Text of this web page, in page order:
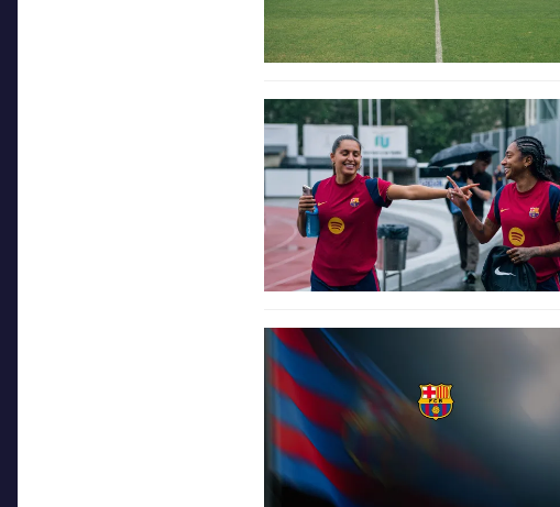
FC Barcelona club badge
FC Barcelona club badge